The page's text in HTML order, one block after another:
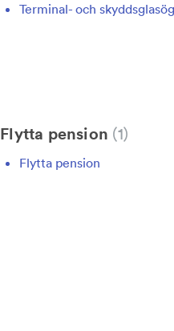
Terminal- och
Flytta pension 1
Flytta pension